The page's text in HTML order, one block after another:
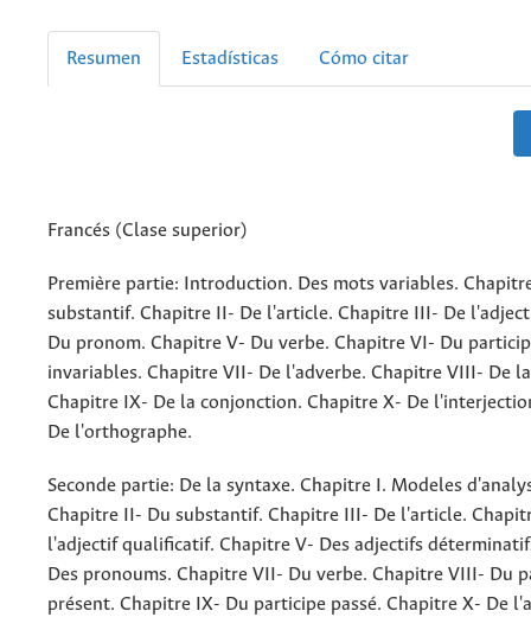
Resumen Estadísticas Cómo citar
Francés (Clase superior)
Première partie: Introduction. Des mots variables.
substantif. Chapitre II- De l'article. Chapitre III- De
Du pronom. Chapitre V- Du verbe. Chapitre VI- Du
invariables. Chapitre VII- De l'adverbe. Chapitre VIII- De
Chapitre IX- De la conjonction. Chapitre X- De
De l'orthographe.
Seconde partie: De la syntaxe. Chapitre I. Modeles
Chapitre II- Du substantif. Chapitre III- De l'article.
l'adjectif qualificatif. Chapitre V- Des adjectifs
Des pronoums. Chapitre VII- Du verbe. Chapitre VIII- Du
présent. Chapitre IX- Du participe passé. Chapitre X- De